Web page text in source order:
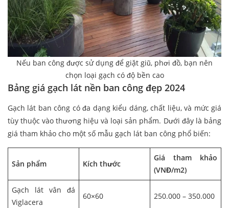
Nếu ban công được sử dụng để giặt giũ, phơi đồ, bạn nên
chọn loại gạch có độ bền cao
Bảng giá gạch lát nền ban công đẹp 2024
Gạch lát ban công có đa dạng kiểu dáng, chất liệu, và mức giá
tùy thuộc vào thương hiệu và loại sản phẩm. Dưới đây là bảng
giá tham khảo cho một số mẫu gạch lát ban công phổ biến:
Sản phẩm Kích thước
Giá tham khảo
(VNĐ/m2)
Gạch lát vân đá
Viglacera
60×60 250.000 – 350.000